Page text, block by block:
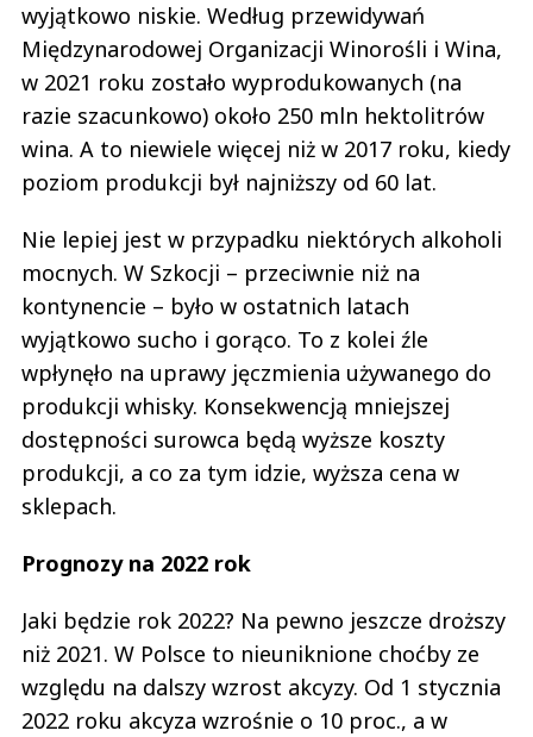
wyjątkowo niskie. Według przewidywań
Międzynarodowej Organizacji Winorośli i Wina,
w 2021 roku zostało wyprodukowanych (na
razie szacunkowo) około 250 mln hektolitrów
wina. A to niewiele więcej niż w 2017 roku, kiedy
poziom produkcji był najniższy od 60 lat.
Nie lepiej jest w przypadku niektórych alkoholi
mocnych. W Szkocji – przeciwnie niż na
kontynencie – było w ostatnich latach
wyjątkowo sucho i gorąco. To z kolei źle
wpłynęło na uprawy jęczmienia używanego do
produkcji whisky. Konsekwencją mniejszej
dostępności surowca będą wyższe koszty
produkcji, a co za tym idzie, wyższa cena w
sklepach.
Prognozy na 2022 rok
Jaki będzie rok 2022? Na pewno jeszcze droższy
niż 2021. W Polsce to nieuniknione choćby ze
względu na dalszy wzrost akcyzy. Od 1 stycznia
2022 roku akcyza wzrośnie o 10 proc., a w